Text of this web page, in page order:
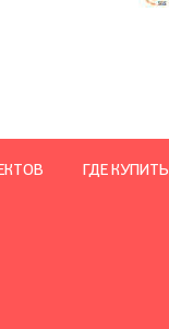
ГДЕ КУПИТЬ